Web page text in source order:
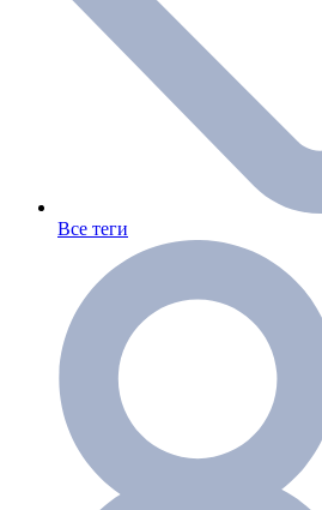
Все теги